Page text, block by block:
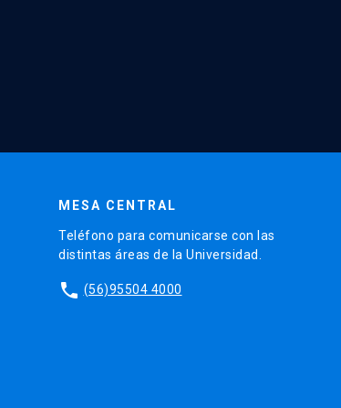
MESA CENTRAL
Teléfono para comunicarse con las
distintas áreas de la Universidad.
phone (56)95504 4000